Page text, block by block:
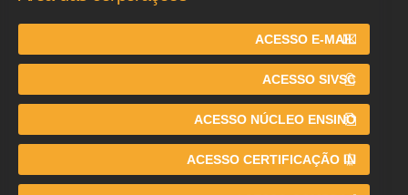
ACESSO E-MAIL
ACESSO SIVSC
ACESSO NÚCLEO ENSINO
ACESSO CERTIFICAÇÃO IN